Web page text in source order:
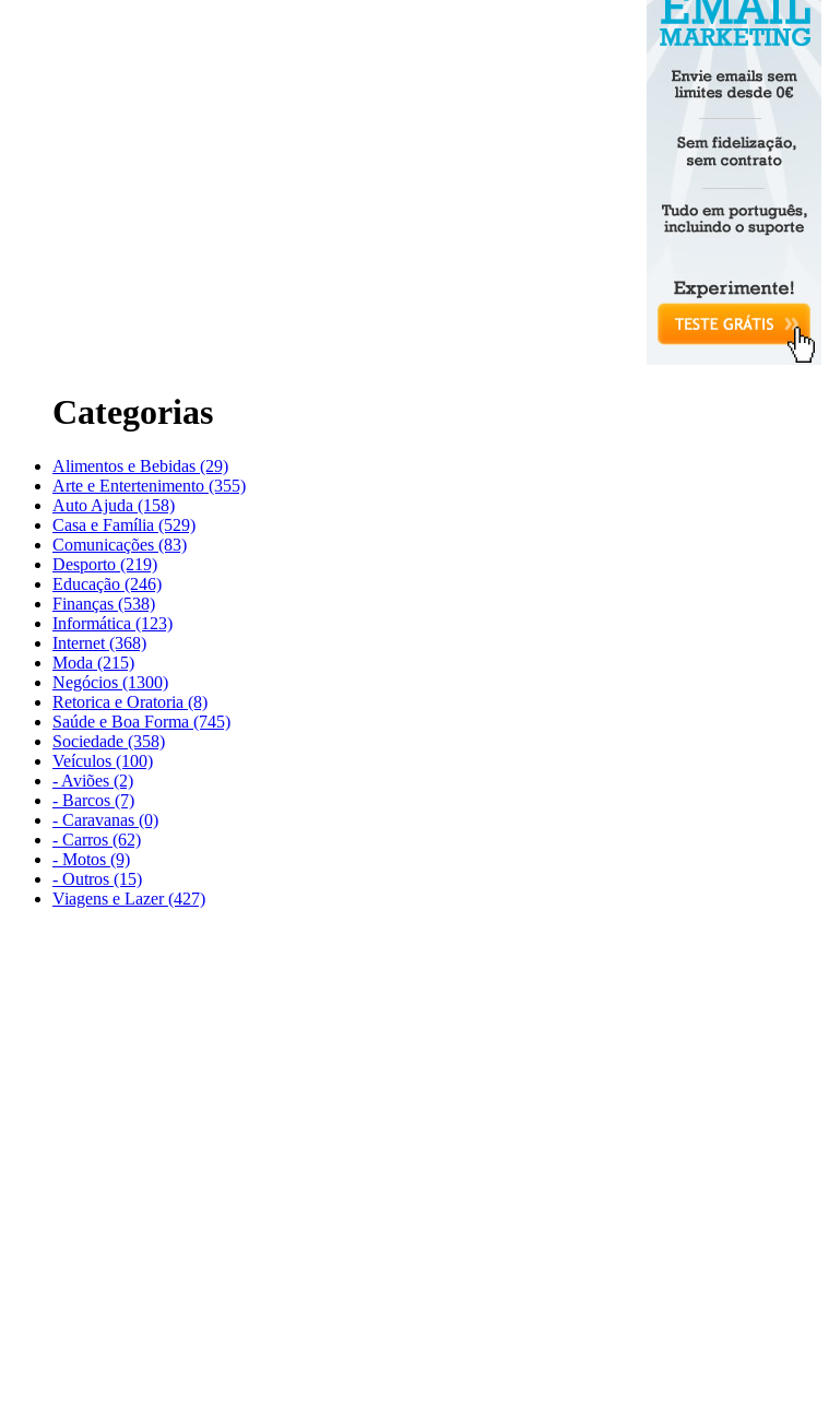
Categorias
Alimentos e Bebidas (29)
Arte e Entertenimento (355)
Auto Ajuda (158)
Casa e Família (529)
Comunicações (83)
Desporto (219)
Educação (246)
Finanças (538)
Informática (123)
Internet (368)
Moda (215)
Negócios (1300)
Retorica e Oratoria (8)
Saúde e Boa Forma (745)
Sociedade (358)
Veículos (100)
- Aviões (2)
- Barcos (7)
- Caravanas (0)
- Carros (62)
- Motos (9)
- Outros (15)
Viagens e Lazer (427)